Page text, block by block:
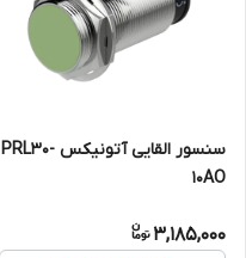
سنسور القایی آتونیکس PRL30-
10AO
3,185,000